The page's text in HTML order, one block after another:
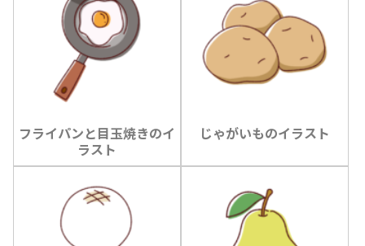
フライパンと目玉焼きのイ
ラスト
じゃがいものイラスト